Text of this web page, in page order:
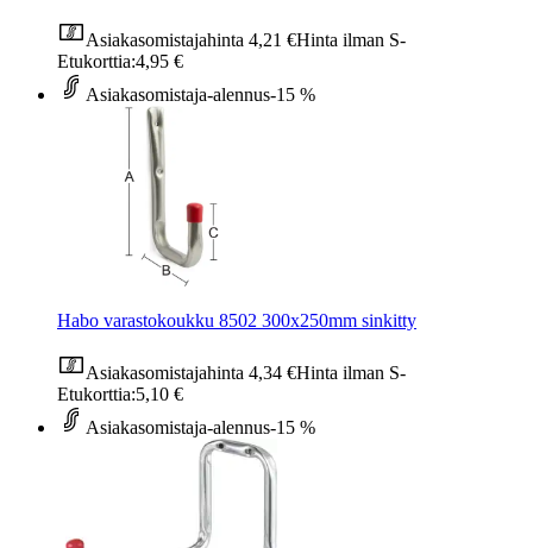
Asiakasomistajahinta 4,21 €Hinta ilman S-
Etukorttia:4,95 €
Asiakasomistaja-alennus-15 %
Habo varastokoukku 8502 300x250mm sinkitty
Asiakasomistajahinta 4,34 €Hinta ilman S-
Etukorttia:5,10 €
Asiakasomistaja-alennus-15 %